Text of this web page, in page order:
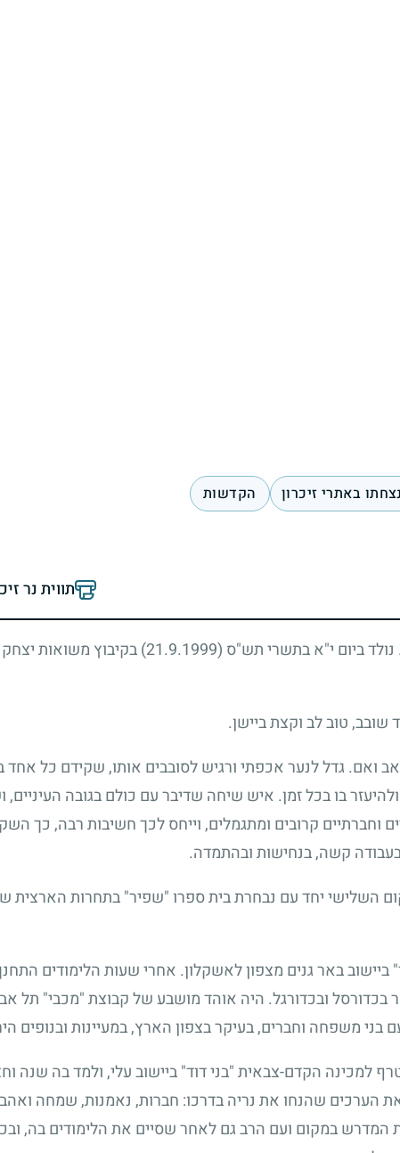
באתרי זיכרון הקדשות
תווית נר
ביום י"א בתשרי תש"ס (21.9.1999)
בקיבוץ משואות
שובב, טוב לב וקצת ביישן.
ואם. גדל לנער אכפתי ורגיש לסובבים אותו, שקידם כל אחד
בו בכל זמן. איש שיחה שדיבר עם כולם בגובה
קרובים ומתגמלים, וייחס לכך חשיבות רבה, כך
קשה, בנחישות ובהתמדה.
השלישי יחד עם נבחרת בית ספרו "שפיר" בתחרות הארצית
ביישוב באר גנים מצפון לאשקלון. אחרי שעות הלימודים
בכדורסל ובכדורגל. היה אוהד מושבע של קבוצת "מכבי" תל
בני משפחה וחברים, בעיקר בצפון הארץ, במעיינות ובנופים
למכינה הקדם-צבאית "בני דוד" ביישוב עלי, ולמד בה שנה
הערכים שהנחו את נריה בדרכו: חברות, נאמנות, שמחה
במקום ועם הרב גם לאחר שסיים את הלימודים בה,